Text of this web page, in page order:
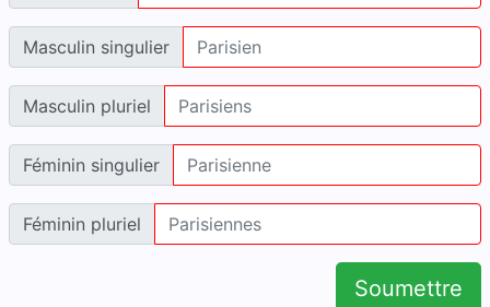
Masculin singulier
Masculin pluriel
Féminin singulier
Féminin pluriel
Soumettre